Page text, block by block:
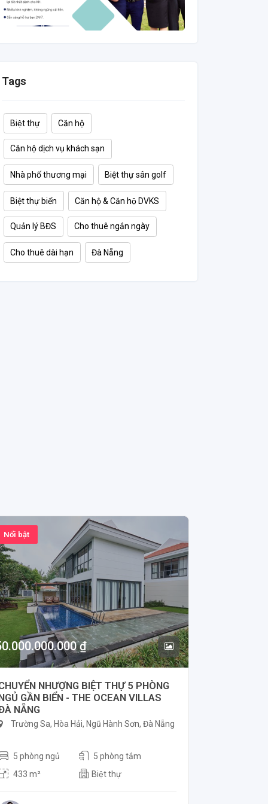
Tags
Biệt thự Căn hộ
Căn hộ dịch vụ khách sạn
Nhà phố thương mại Biệt thự sân golf
Biệt thự biển Căn hộ & Căn hộ DVKS
Quản lý BĐS Cho thuê ngắn ngày
Cho thuê dài hạn Đà Nẵng
Nổi bật
₫
NHƯỢNG BIỆT THỰ 5 PHÒNG
GẦN BIỂN - THE OCEAN VILLAS
NẴNG
Trường Sa, Hòa Hải, Ngũ Hành Sơn, Đà Nẵng
5 phòng ngủ
5 phòng tắm
433 m²
Biệt thự